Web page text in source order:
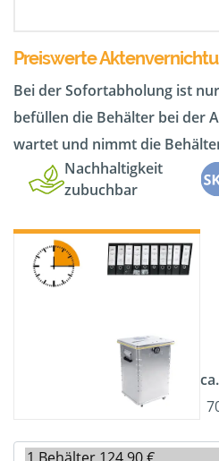
Preiswerte
Bei der Sofortabholung ist
befüllen die Behälter bei der
wartet und nimmt die
Nachhaltigkeit
zubuchbar